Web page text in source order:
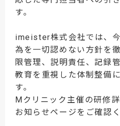
す。
imeister株式会社では、
為を一切認めない方針を
限管理、説明責任、記録
教育を重視した体制整備
す。
Mクリニック主催の研修
お知らせページをご確認く